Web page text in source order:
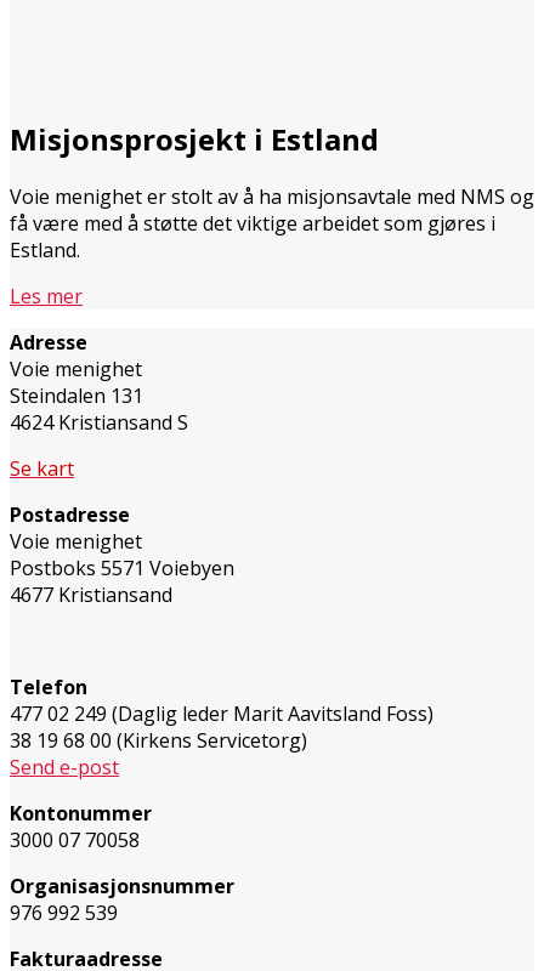
Misjonsprosjekt i Estland
Voie menighet er stolt av å ha misjonsavtale med NMS og
få være med å støtte det viktige arbeidet som gjøres i
Estland.
Les mer
Adresse
Voie menighet
Steindalen 131
4624 Kristiansand S
Se kart
Postadresse
Voie menighet
Postboks 5571 Voiebyen
4677 Kristiansand
Telefon
477 02 249 (Daglig leder Marit Aavitsland Foss)
38 19 68 00 (Kirkens Servicetorg)
Send e-post
Kontonummer
3000 07 70058
Organisasjonsnummer
976 992 539
Fakturaadresse